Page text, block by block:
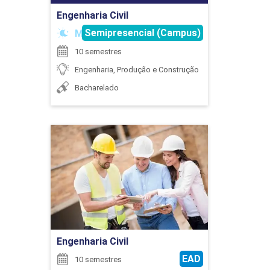
45
CIRCUITOS ELÉTRICOS EM REGIME
PERMANENTE
105
COMPONENTE OPTATIVO
SILVIA DENISE DOS SANTOS BISINOTTO
WELINGTON MRAD JOAQUIM
Engenharia Civil
Matutino
Semipresencial (Campus)
10 semestres
Engenharia, Produção e Construção
Bacharelado
Engenharia Civil
EAD
10 semestres
Engenharia Civil
Detalhes do curso
Ir para Inscrição